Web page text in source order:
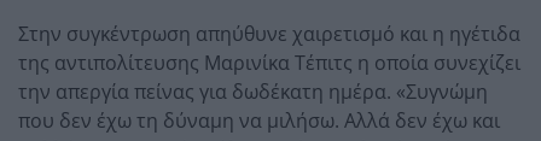
Στην συγκέντρωση απηύθυνε χαιρετισμό και η ηγέτιδα
της αντιπολίτευσης Μαρινίκα Τέπιτς η οποία συνεχίζει
την απεργία πείνας για δωδέκατη ημέρα. «Συγνώμη
που δεν έχω τη δύναμη να μιλήσω. Αλλά δεν έχω και